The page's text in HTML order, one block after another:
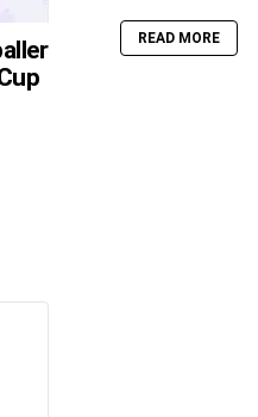
READ MORE